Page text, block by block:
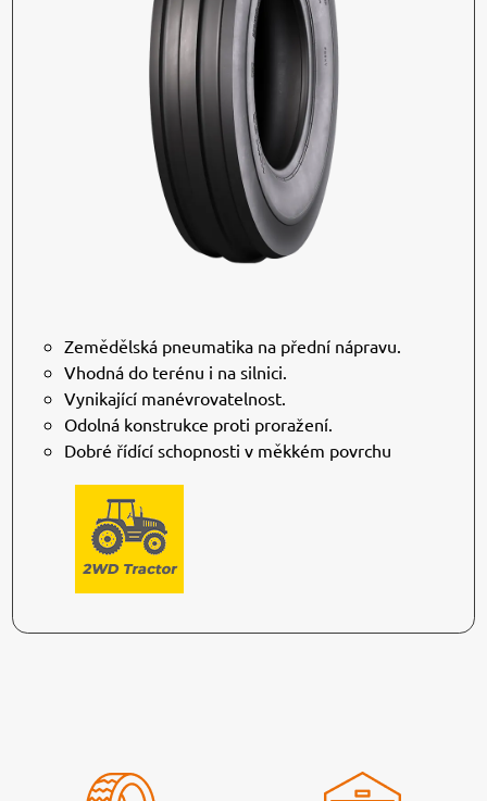
Zemědělská pneumatika na přední nápravu.
Vhodná do terénu i na silnici.
Vynikající manévrovatelnost.
Odolná konstrukce proti proražení.
Dobré řídící schopnosti v měkkém povrchu